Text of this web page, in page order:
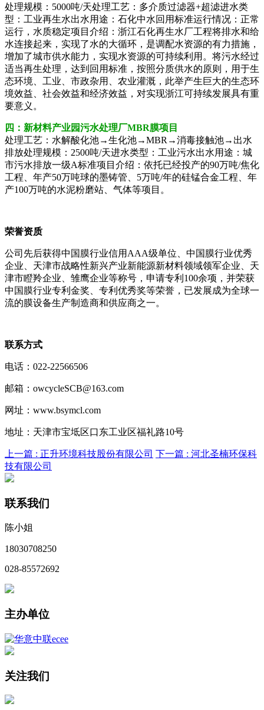
处理规模：5000吨/天处理工艺：多介质过滤器+超滤进水类
型：工业再生水出水用途：石化中水回用标准运行情况：正常
运行，水质稳定项目介绍：浙江石化再生水厂工程将排水和给
水连接起来，实现了水的大循环，是调配水资源的有力措施，
增加了城市供水能力，实现水资源的可持续利用。将污水经过
适当再生处理，达到回用标准，按照分质供水的原则，用于生
态环境、工业、市政杂用、农业灌溉，此举产生巨大的生态环
境效益、社会效益和经济效益，对实现浙江可持续发展具有重
要意义。
四： 新材料产业园污水处理厂MBR膜项目
处理工艺：水解酸化池→生化池→MBR→消毒接触池→出水
排放处理规模：2500吨/天进水类型：工业污水出水用途：城
市污水排放一级A标准项目介绍：依托已经投产的90万吨/焦化
工程、年产50万吨球的墨铸管、5万吨/年的硅锰合金工程、年
产100万吨的水泥粉磨站、气体等项目。
荣誉资质
公司先后获得中国膜行业信用AAA级单位、中国膜行业优秀
企业、天津市战略性新兴产业新能源新材料领域领军企业、天
津市瞪羚企业、雏鹰企业等称号，申请专利100余项，并荣获
中国膜行业专利金奖、专利优秀奖等荣誉，已发展成为全球一
流的膜设备生产制造商和供应商之一。
联系方式
电话：022-22566506
邮箱：owcycleSCB@163.com
网址：www.bsymcl.com
地址：天津市宝坻区口东工业区福礼路10号
上一篇 : 正升环境科技股份有限公司 下一篇 : 河北圣楠环保科
技有限公司
联系我们
陈小姐
18030708250
028-85572692
主办单位
关注我们